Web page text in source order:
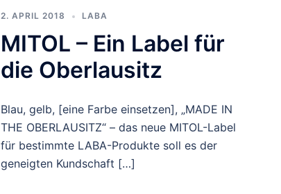
2. APRIL 2018 LABA
MITOL – Ein Label für
die Oberlausitz
Blau, gelb, [eine Farbe einsetzen], „MADE IN
THE OBERLAUSITZ“ – das neue MITOL-Label
für bestimmte LABA-Produkte soll es der
geneigten Kundschaft […]